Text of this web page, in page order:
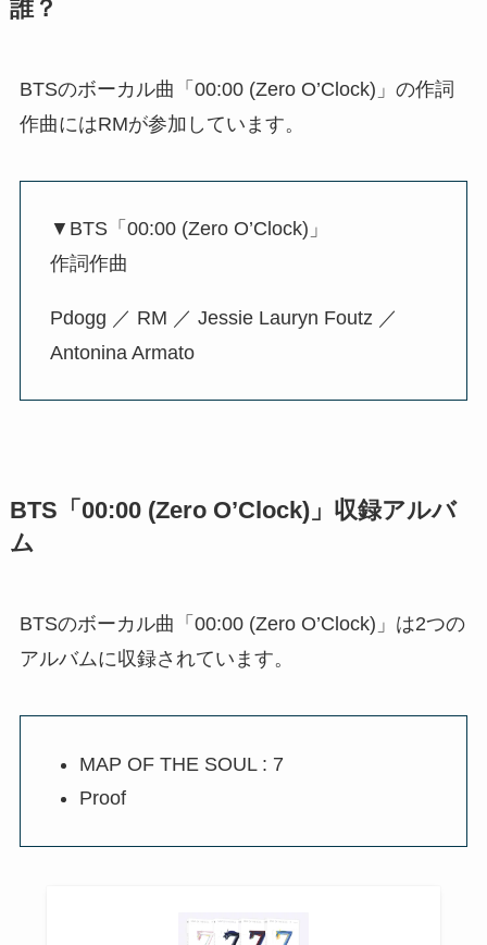
誰？
BTSのボーカル曲「00:00 (Zero O’Clock)」の作詞
作曲にはRMが参加しています。
▼BTS「00:00 (Zero O’Clock)」
作詞作曲
Pdogg ／ RM ／ Jessie Lauryn Foutz ／
Antonina Armato
BTS「00:00 (Zero O’Clock)」収録アルバ
ム
BTSのボーカル曲「00:00 (Zero O’Clock)」は2つの
アルバムに収録されています。
MAP OF THE SOUL : 7
Proof